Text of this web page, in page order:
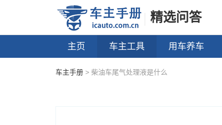
精选问答
主页 车主工具 用车养车
车主手册 > 柴油车尾气处理液是什么